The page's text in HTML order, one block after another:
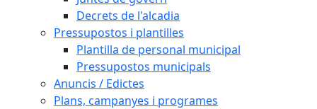
Decrets de l'alcadia
Pressupostos i plantilles
Plantilla de personal municipal
Pressupostos municipals
Anuncis / Edictes
Plans, campanyes i programes